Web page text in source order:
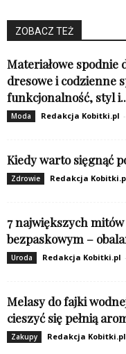
ZOBACZ TEŻ
Materiałowe
dresowe i codzienne
funkcjonalność, styl
Moda Redakcja Kobitki.pl -
Kiedy warto sięgnąć
Zdrowie Redakcja
7 największych
bezpaskowym –
Uroda Redakcja Kobitki.pl -
Melasy do fajki
cieszyć się pełnią
Zakupy Redakcja Kobitki.pl